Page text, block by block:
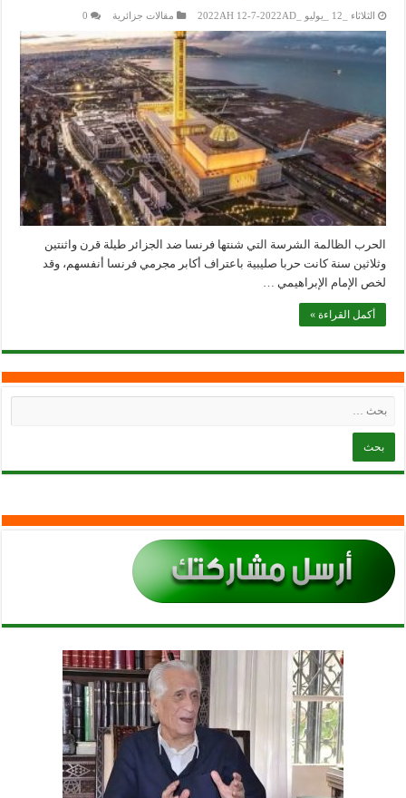
الثلاثاء _12 _يوليو _2022AH 12-7-2022AD مقالات جزائرية 0
الحرب الظالمة الشرسة التي شنتها فرنسا ضد الجزائر طيلة قرن واثنتين
وثلاثين سنة كانت حربا صليبية باعتراف أكابر مجرمي فرنسا أنفسهم، وقد
لخص الإمام الإبراهيمي …
أكمل القراءة »